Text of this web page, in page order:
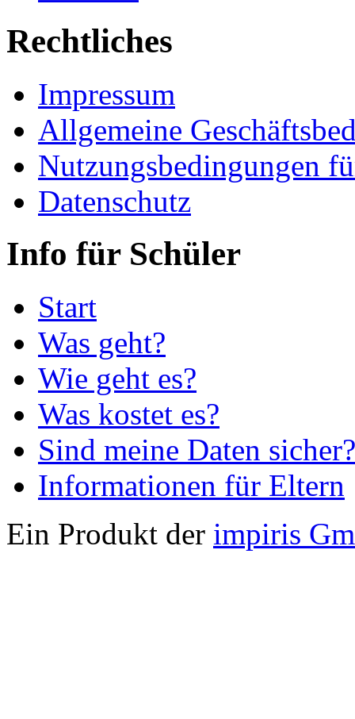
Rechtliches
Impressum
Allgemeine
Nutzungsbedingungen
Datenschutz
Info für Schüler
Start
Was geht?
Wie geht es?
Was kostet es?
Sind meine Daten sicher?
Informationen für Eltern
Ein Produkt der impiris